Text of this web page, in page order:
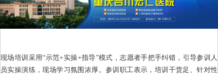
深红十字志愿者授课，聚焦心肺复苏、止血包扎等核心技能，结合临床
案例拆解“黄金四分钟”施救要点与误区。
现场培训采用“示范+实操+指导”模式，志愿者手把手纠错，引导参训人
员实操演练，现场学习氛围浓厚。参训职工表示，培训干货足、针对性